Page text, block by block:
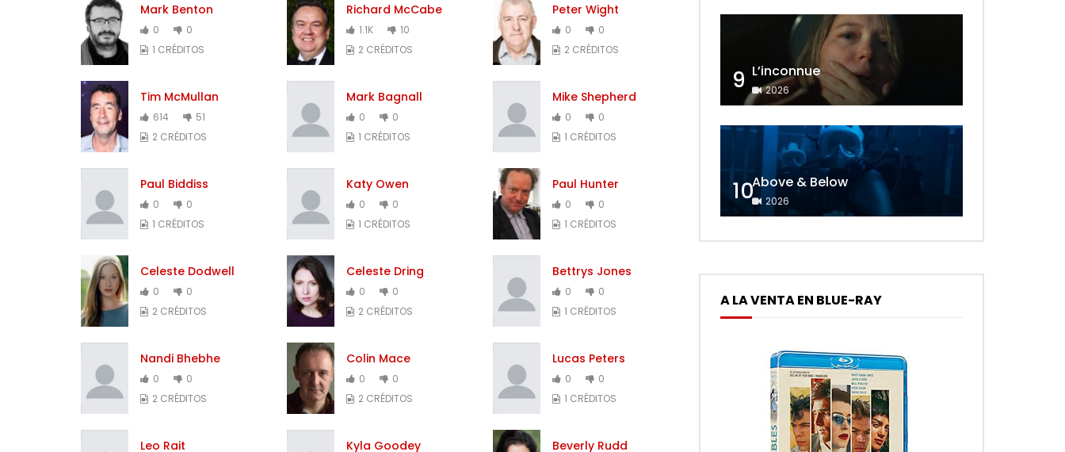
Mark Benton
0
0
1 CRÉDITOS
Richard McCabe
1.1K
10
2 CRÉDITOS
Peter Wight
0
0
2 CRÉDITOS
Tim McMullan
614
51
2 CRÉDITOS
Mark Bagnall
0
0
1 CRÉDITOS
Mike Shepherd
0
0
1 CRÉDITOS
Paul Biddiss
0
0
1 CRÉDITOS
Katy Owen
0
0
1 CRÉDITOS
Paul Hunter
0
0
1 CRÉDITOS
Celeste Dodwell
0
0
2 CRÉDITOS
Celeste Dring
0
0
2 CRÉDITOS
Bettrys Jones
0
0
1 CRÉDITOS
Nandi Bhebhe
0
0
2 CRÉDITOS
Colin Mace
0
0
2 CRÉDITOS
Lucas Peters
0
0
1 CRÉDITOS
Leo Rait Kyla Goodey Beverly Rudd
9 L’inconnue
2026
10Above & Below
2026
A LA VENTA EN BLUE-RAY